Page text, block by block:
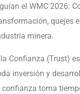
el WMC 2026:
quejes
minera.
Confianza (Trust)
inversión y
toma